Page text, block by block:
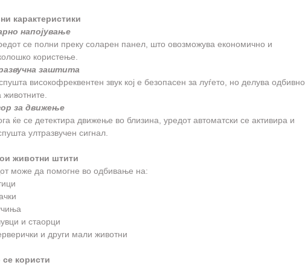
карактеристики
напојување
се полни преку соларен панел, што овозможува економично и
користење.
заштита
високофреквентен звук кој е безопасен за луѓето, но делува одбивно
животните.
за движење
ќе се детектира движење во близина, уредот автоматски се активира и
ултразвучен сигнал.
животни штити
може да помогне во одбивање на:
и стаорци
и други мали животни
се користи